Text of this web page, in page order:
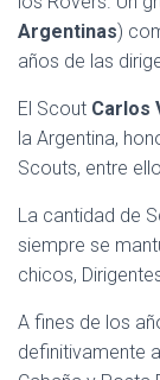
Argentinas)
años de las
El Scout Carlos
la Argentina,
Scouts, entre
La cantidad de
siempre se
chicos,
A fines de los
definitivamente